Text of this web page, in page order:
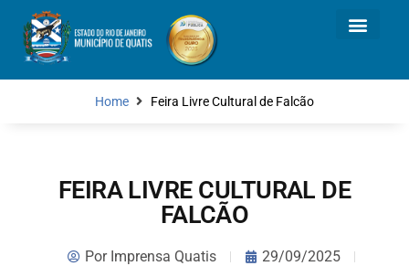
Home Feira Livre Cultural de Falcão
FEIRA LIVRE CULTURAL DE
FALCÃO
PorImprensa Quatis
29/09/2025